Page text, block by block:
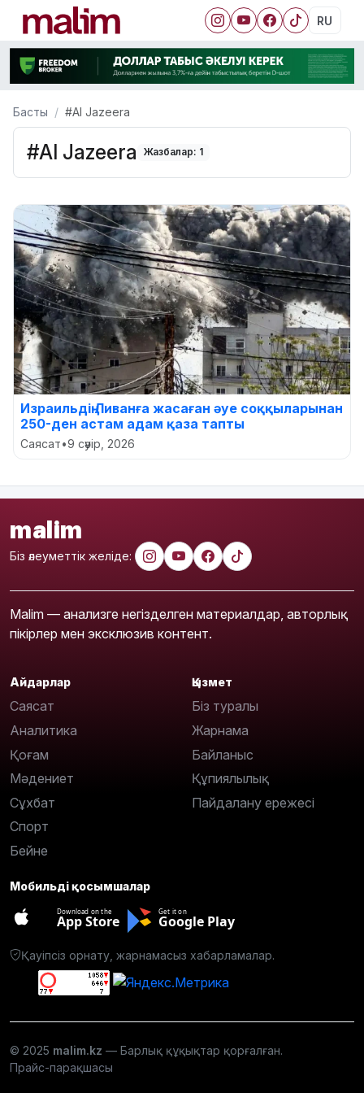
RU
Басты #Al Jazeera
#Al Jazeera Жазбалар: 1
Израильдің Ливанға жасаған әуе соққыларынан
250-ден астам адам қаза тапты
Саясат•9 сәуір, 2026
malim
Біз әлеуметтік желіде:
Malim — анализге негізделген материалдар, авторлық
пікірлер мен эксклюзив контент.
Айдарлар
Саясат
Аналитика
Қоғам
Мәдениет
Сұхбат
Спорт
Бейне
Қызмет
Біз туралы
Жарнама
Байланыс
Құпиялылық
Пайдалану ережесі
Мобильді қосымшалар
Download on the
App Store
Get it on
Google Play
Қауіпсіз орнату, жарнамасыз хабарламалар.
© 2025 malim.kz — Барлық құқықтар қорғалған.
Прайс-парақшасы